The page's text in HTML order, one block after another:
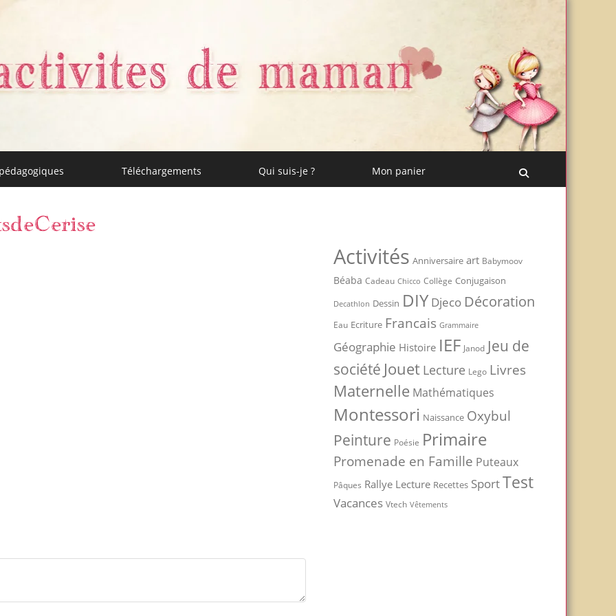
Téléchargements Qui suis-je ? Mon panier
Activités Anniversaire art Babymoov
Béaba Cadeau Chicco Collège Conjugaison
Decathlon Dessin DIY Djeco Décoration
Eau Ecriture Francais Grammaire
Géographie Histoire IEF Janod Jeu de
société Jouet Lecture Lego Livres
Maternelle Mathématiques
Montessori Naissance Oxybul
Peinture Poésie Primaire
Promenade en Famille Puteaux
Pâques Rallye Lecture Recettes SportTest
Vacances Vtech Vêtements